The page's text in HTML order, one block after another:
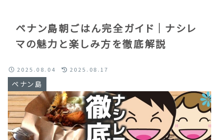
ペナン島朝ごはん完全ガイド｜ナシレ
マの魅力と楽しみ方を徹底解説
ペナン島
2025.08.04 2025.08.17